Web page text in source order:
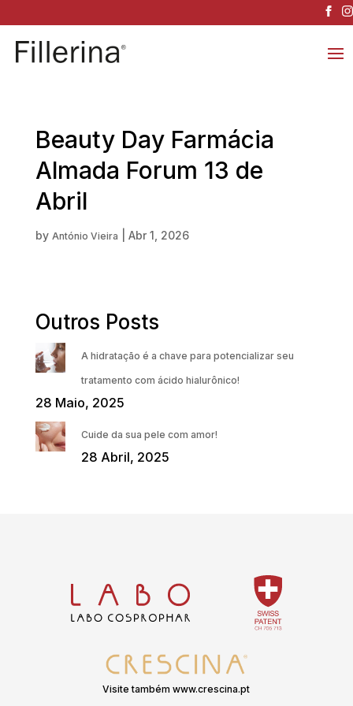
Beauty Day Farmácia
Almada Forum 13 de
Abril
by António Vieira Abr 1, 2026
Outros Posts
A hidratação é a chave para potencializar seu
tratamento com ácido hialurônico!
28 Maio, 2025
Cuide da sua pele com amor!
28 Abril, 2025
Visite também www.crescina.pt